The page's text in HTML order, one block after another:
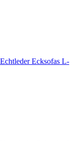
Echtleder Ecksofas L-